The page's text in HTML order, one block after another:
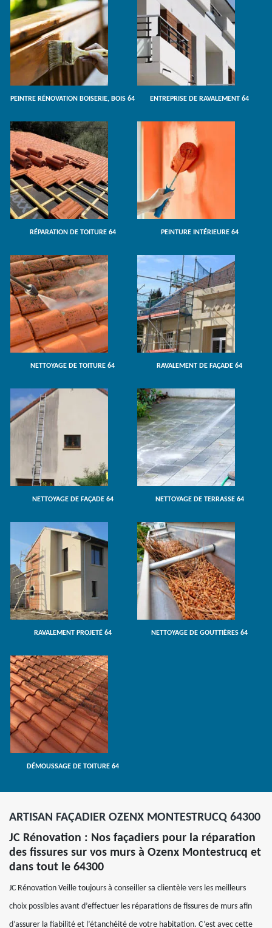
PEINTRE RÉNOVATION BOISERIE, BOIS 64 ENTREPRISE DE RAVALEMENT 64
RÉPARATION DE TOITURE 64 PEINTURE INTÉRIEURE 64
NETTOYAGE DE TOITURE 64 RAVALEMENT DE FAÇADE 64
NETTOYAGE DE FAÇADE 64 NETTOYAGE DE TERRASSE 64
RAVALEMENT PROJETÉ 64 NETTOYAGE DE GOUTTIÈRES 64
DÉMOUSSAGE DE TOITURE 64
ARTISAN FAÇADIER OZENX MONTESTRUCQ 64300
JC Rénovation : Nos façadiers pour la réparation
des fissures sur vos murs à Ozenx Montestrucq et
dans tout le 64300
JC Rénovation Veille toujours à conseiller sa clientèle vers les meilleurs
choix possibles avant d’effectuer les réparations de fissures de murs afin
d’assurer la fiabilité et l’étanchéité de votre habitation. C’est avec cette